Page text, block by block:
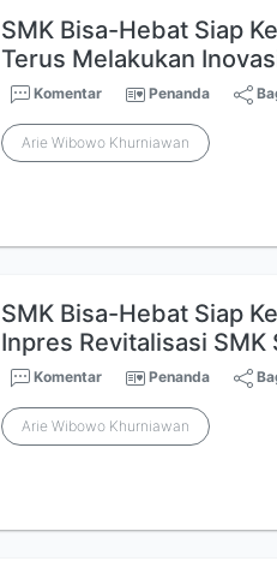
SMK Bisa-Hebat Siap
Terus Melakukan
Komentar Penanda
Arie Wibowo Khurniawan
SMK Bisa-Hebat Siap
Inpres Revitalisasi SMK
Komentar Penanda
Arie Wibowo Khurniawan